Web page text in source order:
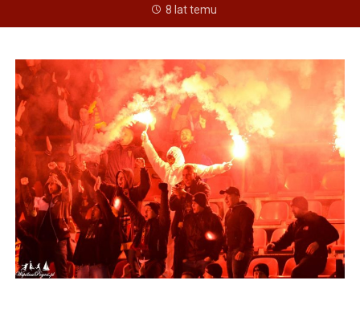
8 lat temu